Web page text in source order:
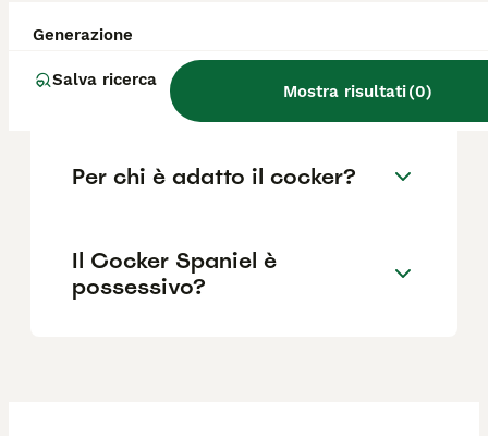
Generazione
Salva ricerca
Mostra risultati(0)
Cocker Spaniel abbaia
molto?
Per chi è adatto il cocker?
Il Cocker Spaniel è
possessivo?